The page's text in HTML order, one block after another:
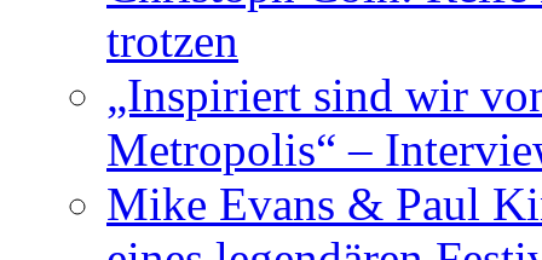
trotzen
„Inspiriert sind wir
Metropolis“ –
Mike Evans & Paul